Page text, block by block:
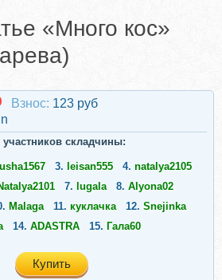
«Много кос»
Взнос: 123 руб
складчины:
3. leisan555 4. natalya2105
7. lugala 8. Alyona02
Malaga 11. куклачка 12. Snejinka
14. ADASTRA 15. Гала60
Купить